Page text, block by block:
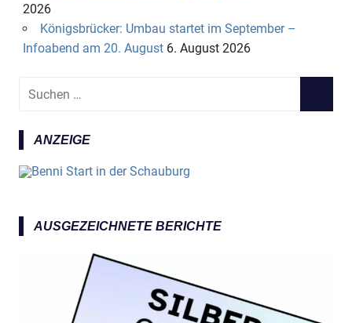
2026
Königsbrücker: Umbau startet im September –
Infoabend am 20. August 6. August 2026
e
ANZEIGE
AUSGEZEICHNETE BERICHTE